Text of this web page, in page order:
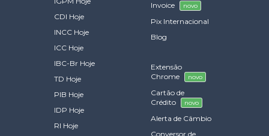
CDI Hoje
INCC Hoje
ICC Hoje
IBC-Br Hoje
TD Hoje
PIB Hoje
IDP Hoje
RI Hoje
Invoice
novo
Pix Internacional
Blog
Extensão
Chrome
novo
Cartão de
Crédito
novo
Alerta de Câmbio
Conversor de